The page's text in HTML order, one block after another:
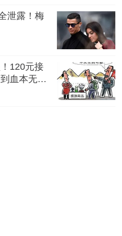
泄露！梅
120元接
血本无归